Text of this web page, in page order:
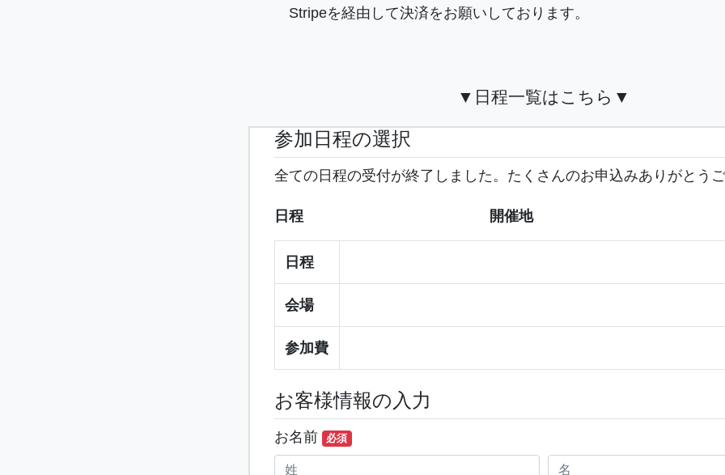
Stripeを経由して決済をお願いしております。
▼日程一覧はこちら▼
参加日程の選択
全ての日程の受付が終了しました。たくさんのお申込みありがとうご
日程 開催地
日程
会場
参加費
お客様情報の入力
お名前 必須